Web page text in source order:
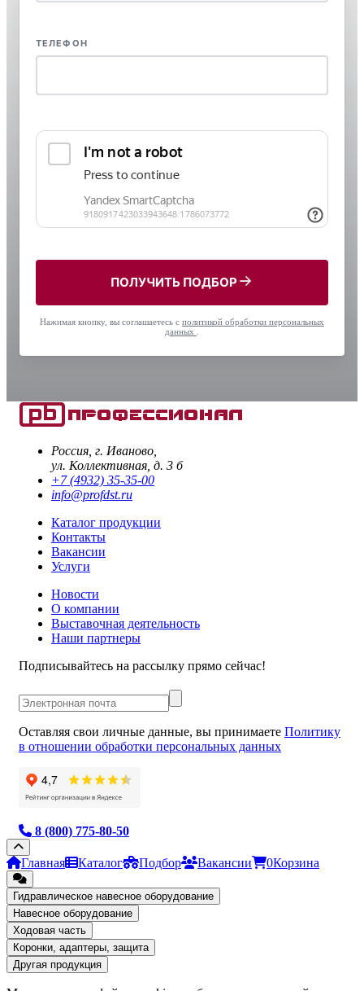
ТЕЛЕФОН
ПОЛУЧИТЬ ПОДБОР
Нажимая кнопку, вы соглашаетесь с политикой обработки персональных
данных
Россия, г. Иваново,
ул. Коллективная, д. 3 б
+7 (4932) 35-35-00
info@profdst.ru
Каталог продукции
Контакты
Вакансии
Услуги
Новости
О компании
Выставочная деятельность
Наши партнеры
Подписывайтесь на рассылку прямо сейчас!
Оставляя свои личные данные, вы принимаете Политику
в отношении обработки персональных данных
8 (800) 775-80-50
Главная Каталог Подбор Вакансии 0Корзина
Гидравлическое навесное оборудование
Навесное оборудование
Ходовая часть
Коронки, адаптеры, защита
Другая продукция